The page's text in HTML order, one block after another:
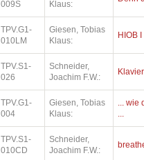
009S
Klaus:
TPV.G1-
010LM
Giesen, Tobias
Klaus:
HIOB I
TPV.S1-
026
Schneider,
Joachim F.W.:
TPV.G1-
004
Giesen, Tobias
Klaus:
... wie
...
TPV.S1-
010CD
Schneider,
Joachim F.W.: